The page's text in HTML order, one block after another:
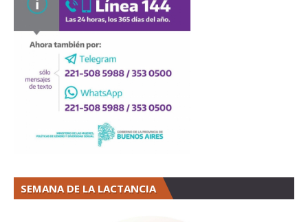
SEMANA DE LA LACTANCIA